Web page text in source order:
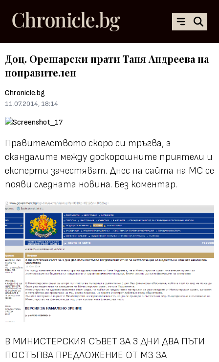
Доц. Орешарски прати Таня Андреева на
поправителен
Chronicle.bg
11.07.2014, 18:14
Правителството скоро си тръгва, а
скандалите между доскорошните приятели и
експерти зачестяват. Днес на сайта на МС се
появи следната новина. Без коментар.
В МИНИСТЕРСКИЯ СЪВЕТ ЗА 3 ДНИ ДВА ПЪТИ
ПОСТЪПВА ПРЕДЛОЖЕНИЕ ОТ МЗ ЗА